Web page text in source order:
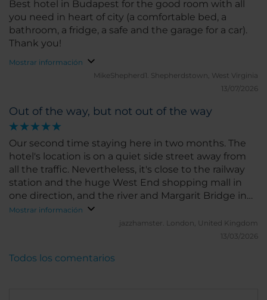
Best hotel in Budapest for the good room with all
you need in heart of city (a comfortable bed, a
bathroom, a fridge, a safe and the garage for a car).
Thank you!
Mostrar información
MikeShepherd1. Shepherdstown, West Virginia
13/07/2026
Out of the way, but not out of the way
Our second time staying here in two months. The
hotel's location is on a quiet side street away from
all the traffic. Nevertheless, it's close to the railway
station and the huge West End shopping mall in
one direction, and the river and Margarit Bridge in
the opposite direction. The area is not overrun with
tourists, consequently the local restaurants are
mostly used by locals. The hotel itself is a fairly
wizz, but aimed squarely at people who want
Mostrar información
jazzhamster. London, United Kingdom
13/03/2026
Todos los comentarios